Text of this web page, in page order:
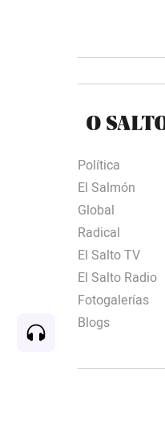
Política
El Salmón
Global
Radical
El Salto TV
El Salto Radio
Fotogalerías
Blogs